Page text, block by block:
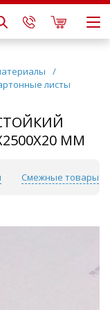
/
листы
ММ
Смежные товары